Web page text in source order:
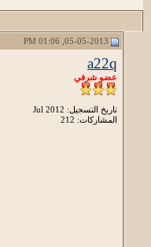
a22q
عضو شرفي
تاريخ التسجيل: Jul 2012
المشاركات: 212